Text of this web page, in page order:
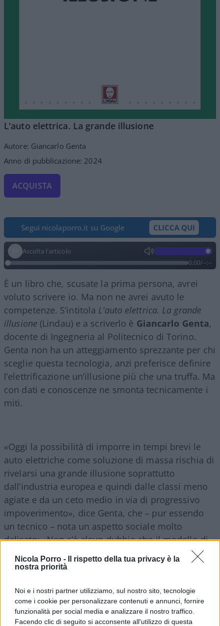
Nicola Porro -
Il rispetto della tua privacy è la
nostra priorità
Noi e i nostri partner utilizziamo, sul nostro sito, tecnologie
come i cookie per personalizzare contenuti e annunci, fornire
funzionalità per social media e analizzare il nostro traffico.
Facendo clic di seguito si acconsente all'utilizzo di questa
L'auto elettrica. La grande illusione
Autore: Giancarlo Genta
Anno di pubblicazione: 2024
ACQUISTA
Segui nicolaporro.it su Google CLICCA QUI
Ascolta l'articolo
0:00/--:--
È un libro che, scusate la prima persona, avrei
voluto scrivere io. Ma non ne avrei avuto le
competenze. S’intitola L’auto elettrica. La grande
illusione (Lindau) e a scriverlo è Giancarlo Genta,
docente di Ingegneria al Politecnico di Torino.
Genta non ha un atteggiamento sprezzante per chi
sceglie questa tecnologia, anzi preferisce definire
l’elettrificazione un’illusione più che una truffa. Ma
con dati e conoscenze ne smonta tecnicamente i
miti.
«Oggi la possibilità di imporre in tempi brevi le
auto elettriche come soluzione di massa rischia di
rivelarsi una grande illusione soprattutto
dall’industria europea e quindi dalle classi meno
agiate e da un ceto medio in via di progressivo
impoverimento», dice Genta, che – pur essendo
un tecnico – nota un aspetto sociale molto
delicato: «Non c’è alcun dubbio che il modello di
mobilità basato sulla motorizzazione di massa,
con la grande diffusione di veicoli di proprietà del
numero di esseri umani una libertà di movimento
che non si era mai vista nella storia». La grande
illusione dell’auto elettricarischia di ridurre il